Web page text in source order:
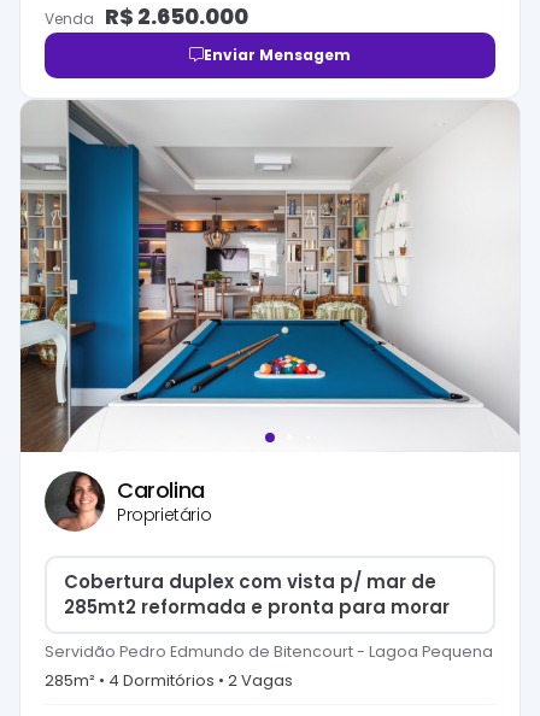
Venda R$ 2.650.000
Enviar Mensagem
Carolina
Proprietário
Cobertura duplex com vista p/ mar de
285mt2 reformada e pronta para morar
Servidão Pedro Edmundo de Bitencourt- Lagoa Pequena
285m² • 4 Dormitórios • 2Vagas